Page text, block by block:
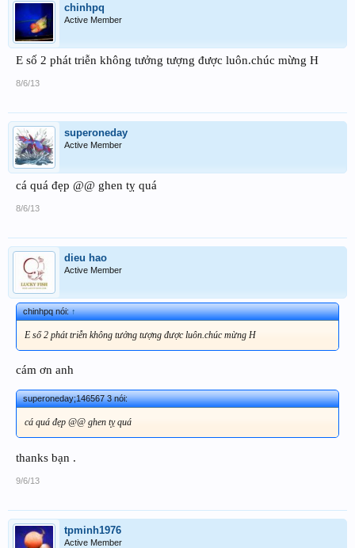
chinhpq
Active Member
E số 2 phát triễn không tưởng tượng được luôn.chúc mừng H
8/6/13
superoneday
Active Member
cá quá đẹp @@ ghen tỵ quá
8/6/13
dieu hao
Active Member
chinhpq nói:↑
E số 2 phát triễn không tưởng tượng được luôn.chúc mừng H
cám ơn anh
superoneday;146567 3 nói:
cá quá đẹp @@ ghen tỵ quá
thanks bạn .
9/6/13
tpminh1976
Active Member